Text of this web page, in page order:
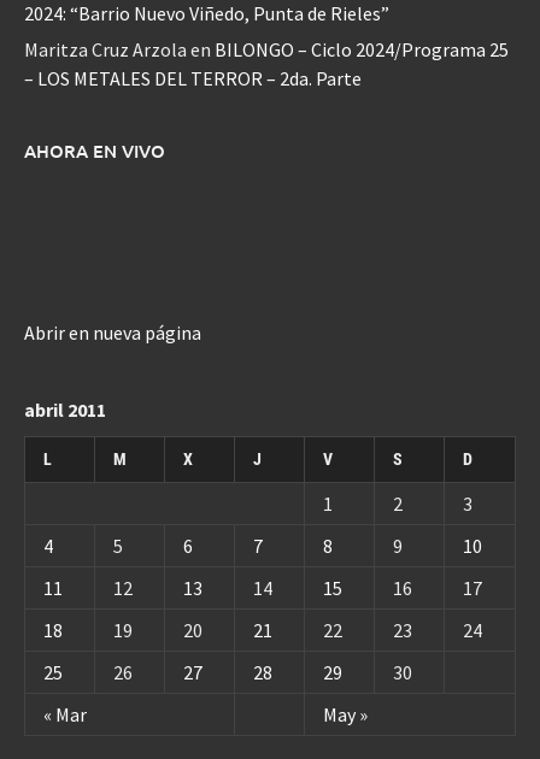
2024: “Barrio Nuevo Viñedo, Punta de Rieles”
Maritza Cruz Arzola en BILONGO – Ciclo 2024/Programa 25
– LOS METALES DEL TERROR – 2da. Parte
AHORA EN VIVO
Abrir en nueva página
abril 2011
L M X J V S D
« Mar May »
1 2
3
4
5 6 7 8 9
10
11
12 13 14 15 16
17
18
19 20 21 22 23
24
25
26 27 28 29 30